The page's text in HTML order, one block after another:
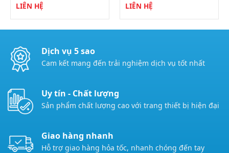
LIÊN HỆ LIÊN HỆ
Dịch vụ 5 sao
Cam kết mang đến trải nghiệm dịch vụ tốt nhất
Uy tín - Chất lượng
Sản phẩm chất lượng cao với trang thiết bị hiện đại
Giao hàng nhanh
Hỗ trợ giao hàng hỏa tốc, nhanh chóng đến tay